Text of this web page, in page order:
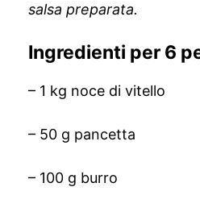
salsa preparata.
Ingredienti per 6
– 1 kg noce di vitello
– 50 g pancetta
– 100 g burro